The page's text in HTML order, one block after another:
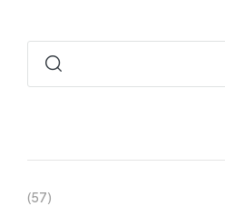
(57)